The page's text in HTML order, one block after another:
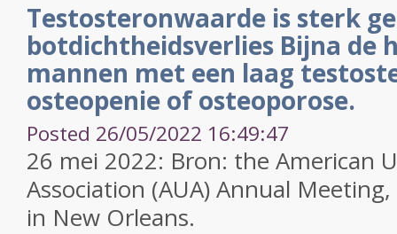
Testosteronwaarde is sterk
botdichtheidsverlies Bijna de
mannen met een laag
osteopenie of osteoporose.
Posted 26/05/2022 16:49:47
26 mei 2022: Bron: the American
Association (AUA) Annual
in New Orleans.